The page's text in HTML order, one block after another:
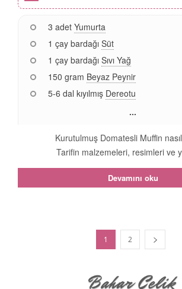
3 adet Yumurta
1 çay bardağı Süt
1 çay bardağı Sıvı Yağ
150 gram Beyaz Peynir
5-6 dal kıyılmış Dereotu
...
Kurutulmuş Domatesli Muffin nasıl
Tarifin malzemeleri, resimleri ve
Devamını oku
1 2